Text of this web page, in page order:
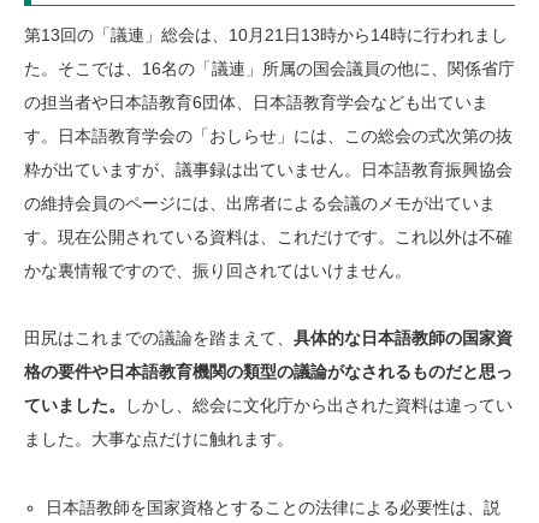
第13回の「議連」総会は、10月21日13時から14時に行われまし
た。そこでは、16名の「議連」所属の国会議員の他に、関係省庁
の担当者や日本語教育6団体、日本語教育学会なども出ていま
す。日本語教育学会の「おしらせ」には、この総会の式次第の抜
粋が出ていますが、議事録は出ていません。日本語教育振興協会
の維持会員のページには、出席者による会議のメモが出ていま
す。現在公開されている資料は、これだけです。これ以外は不確
かな裏情報ですので、振り回されてはいけません。
田尻はこれまでの議論を踏まえて、 具体的な日本語教師の国家資
格の要件や日本語教育機関の類型の議論がなされるものだと思っ
ていました。
しかし、総会に文化庁から出された資料は違ってい
ました。大事な点だけに触れます。
日本語教師を国家資格とすることの法律による必要性は、説